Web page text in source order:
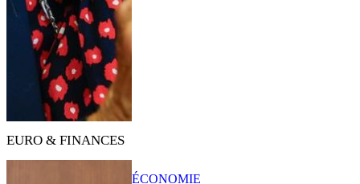
EURO & FINANCES
ÉCONOMIE